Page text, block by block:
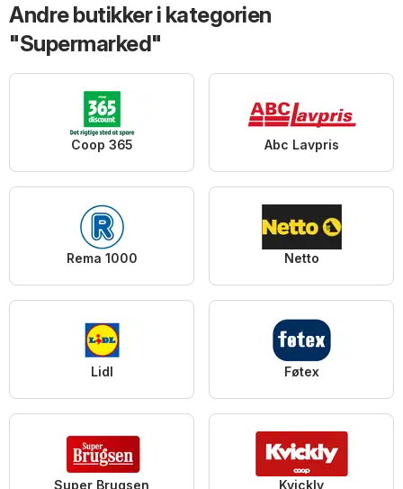
Andre butikker i kategorien
"Supermarked"
Coop 365 Abc Lavpris
Rema 1000 Netto
Lidl Føtex
Super Brugsen Kvickly